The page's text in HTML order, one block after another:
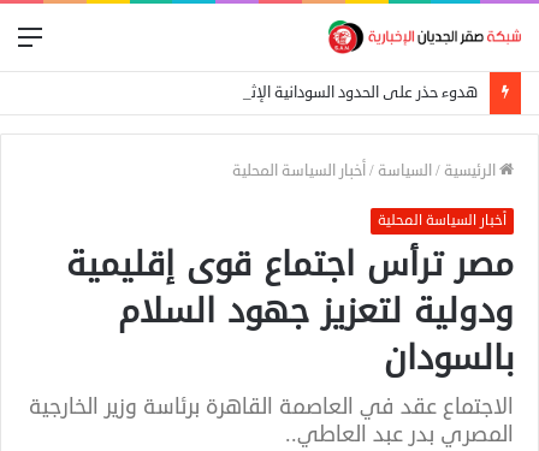
الرئيسية /السياسة /أخبار السياسة المحلية
أخبار السياسة المحلية
مصر ترأس اجتماع قوى إقليمية
ودولية لتعزيز جهود السلام
بالسودان
الاجتماع عقد في العاصمة القاهرة برئاسة وزير الخارجية
المصري بدر عبد العاطي..